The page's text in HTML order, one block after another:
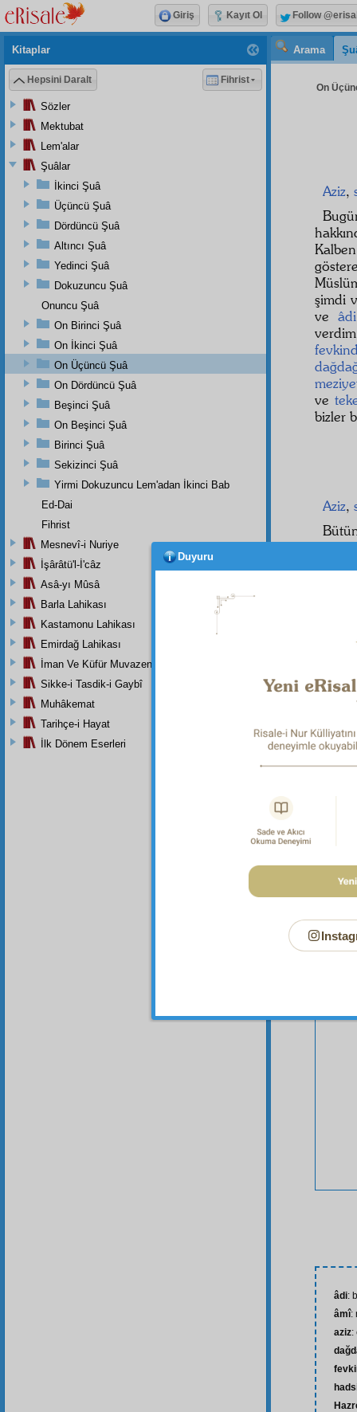
Arama
On
Aziz,
şimdi
ve âdi
ve
bizler
Aziz,
Bu
âdi:
âmî:
aziz:
Kitaplar
Hepsini Daralt Fihrist
Sözler
Mektubat
Lem'alar
Şuâlar
İkinci Şuâ
Üçüncü Şuâ
Dördüncü Şuâ
Altıncı Şuâ
Yedinci Şuâ
Dokuzuncu Şuâ
Onuncu Şuâ
On Birinci Şuâ
On İkinci Şuâ
On Üçüncü Şuâ
On Dördüncü Şuâ
Beşinci Şuâ
On Beşinci Şuâ
Birinci Şuâ
Sekizinci Şuâ
Yirmi Dokuzuncu Lem'adan İkinci Bab
Ed-Dai
Fihrist
Mesnevî-i Nuriye
İşârâtü'l-İ'câz
Asâ-yı Mûsâ
Barla Lahikası
Kastamonu Lahikası
Emirdağ Lahikası
İman Ve Küfür Muvazeneleri
Sikke-i Tasdik-i Gaybî
Muhâkemat
Tarihçe-i Hayat
İlk Dönem Eserleri
Giriş Kayıt Ol Follow
Duyuru